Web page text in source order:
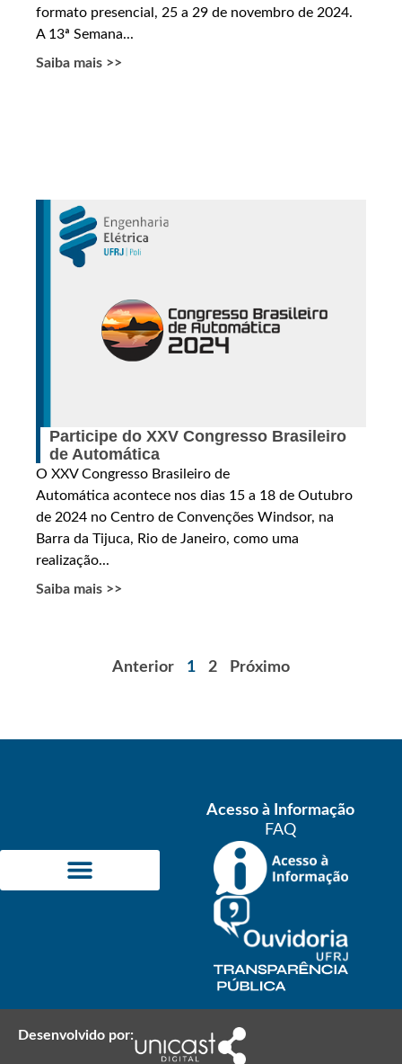
formato presencial, 25 a 29 de novembro de 2024.
A 13ª Semana...
Saiba mais >>
Participe do XXV Congresso Brasileiro
de Automática
O XXV Congresso Brasileiro de
Automática acontece nos dias 15 a 18 de Outubro
de 2024 no Centro de Convenções Windsor, na
Barra da Tijuca, Rio de Janeiro, como uma
realização...
Saiba mais >>
Anterior 1 2 Próximo
Acesso à Informação
FAQ
Desenvolvido por: